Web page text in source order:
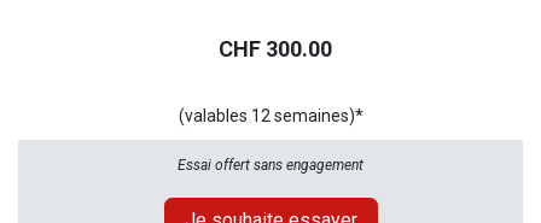
CHF 300.00
(valables 12 semaines)*
Essai offert sans engagement